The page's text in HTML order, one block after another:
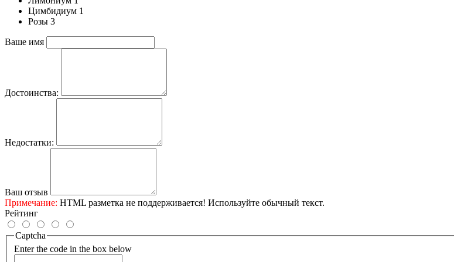
Цимбидиум 1
Розы 3
Ваше имя
Достоинства:
Недостатки:
Ваш отзыв
Примечание: HTML разметка не поддерживается! Используйте обычный текст.
Рейтинг
Captcha
Enter the code in the box below